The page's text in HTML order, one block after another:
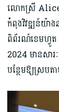
លោកស្រី Alice
កំពុងវិវឌ្ឍន៍យ៉ា
ពិព័រណ៍ខេមហ្វូ
2024 មានសារ
បន្ថែមឱ្យស្របត